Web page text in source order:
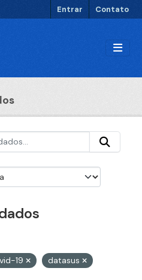
Entrar Contato
19
datasus